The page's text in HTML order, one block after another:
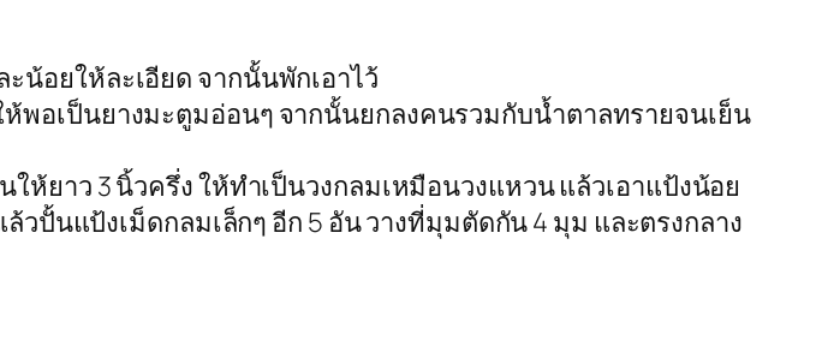
น้อยให้ละเอียด จากนั้นพักเอาไว้
พอเป็นยางมะตูมอ่อนๆ จากนั้นยกลงคนรวมกับน้ำตาลทรายจนเย็น
ยาว 3 นิ้วครึ่ง ให้ทำเป็นวงกลมเหมือนวงแหวน แล้วเอาแป้งน้อย
วปั้นแป้งเม็ดกลมเล็กๆ อีก 5 อัน วางที่มุมตัดกัน 4 มุม และตรงกลาง